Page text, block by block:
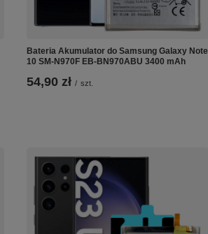
Bateria Akumulator do Samsung Galaxy Note
10 SM-N970F EB-BN970ABU 3400 mAh
54,90 zł / szt.